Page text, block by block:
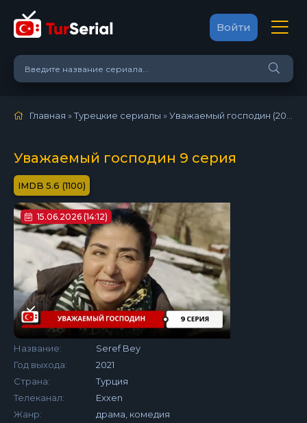
Войти
Главная »Турецкие сериалы »Уважаемый господин (2021)
Уважаемый господин 9 серия
5.6 (1100)
15.06.2026 (14:12)
Название:
Seref Bey
Год выхода:
2021
Страна:
Турция
Телеканал:
Exxen
Жанр:
драма, комедия